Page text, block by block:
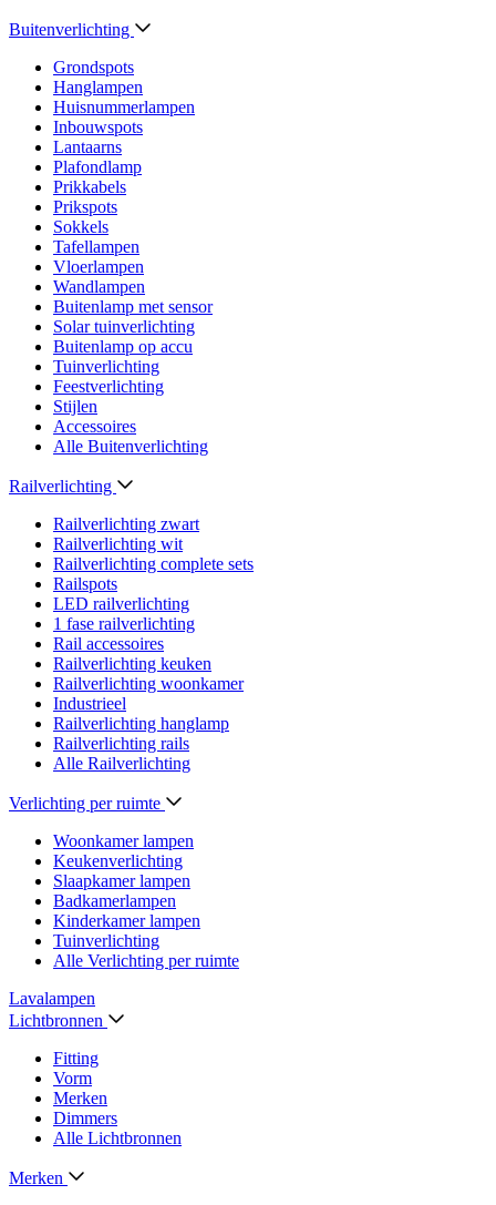
Buitenverlichting
Grondspots
Hanglampen
Huisnummerlampen
Inbouwspots
Lantaarns
Plafondlamp
Prikkabels
Prikspots
Sokkels
Tafellampen
Vloerlampen
Wandlampen
Buitenlamp met sensor
Solar tuinverlichting
Buitenlamp op accu
Tuinverlichting
Feestverlichting
Stijlen
Accessoires
Alle Buitenverlichting
Railverlichting
Railverlichting zwart
Railverlichting wit
Railverlichting complete sets
Railspots
LED railverlichting
1 fase railverlichting
Rail accessoires
Railverlichting keuken
Railverlichting woonkamer
Industrieel
Railverlichting hanglamp
Railverlichting rails
Alle Railverlichting
Verlichting per ruimte
Woonkamer lampen
Keukenverlichting
Slaapkamer lampen
Badkamerlampen
Kinderkamer lampen
Tuinverlichting
Alle Verlichting per ruimte
Lavalampen
Lichtbronnen
Fitting
Vorm
Merken
Dimmers
Alle Lichtbronnen
Merken